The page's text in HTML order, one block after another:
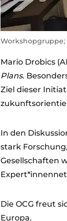
Workshopgruppe;
Mario Drobics
Plans.
Ziel dieser
In den
stark
Gesellschaften
Die OCG freut
Europa.